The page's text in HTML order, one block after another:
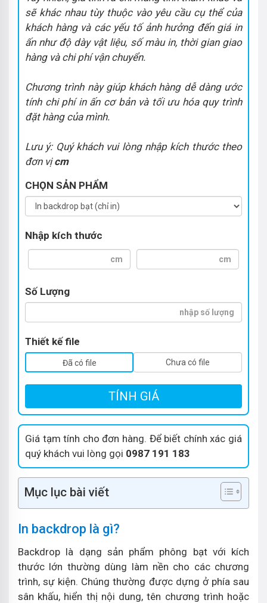
sẽ khác nhau tùy thuộc vào yêu cầu cụ thể của
khách hàng và các yếu tố ảnh hưởng đến giá in
ấn như độ dày vật liệu, số màu in, thời gian giao
hàng và chi phí vận chuyển.
Chương trình này giúp khách hàng dễ dàng ước
tính chi phí in ấn cơ bản và tối ưu hóa quy trình
đặt hàng của mình.
Lưu ý: Quý khách vui lòng nhập kích thước theo
đơn vịcm
CHỌN SẢN PHẨM
Nhập kích thước
Số Lượng
Thiết kế file
Đã có file Chưa có file
TÍNH GIÁ
Giá tạm tính cho đơn hàng. Để biết chính xác giá
quý khách vui lòng gọi 0987 191 183
Mục lục bài viết
In backdrop là gì?
Backdrop là dạng sản phẩm phông bạt với kích
thước lớn thường dùng làm nền cho các chương
trình, sự kiện. Chúng thường được dựng ở phía sau
sân khấu, hiển thị nội dung, tên chương trình hoặc